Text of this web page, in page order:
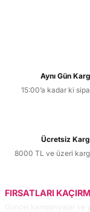
Aynı Gün
15:00’a kadar ki
Ücretsiz
8000 TL ve üzeri
FIRSATLARI